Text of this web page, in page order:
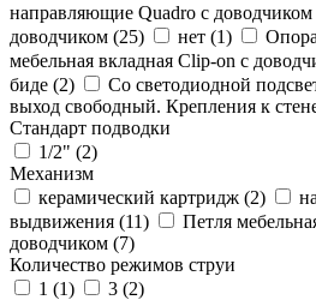
направляющие Quadro с доводчиком
доводчиком (25) нет (1)
мебельная вкладная Clip-on с
биде (2)
Со светодиодной
выход свободный. Крепления к
Стандарт подводки
1/2" (2)
Механизм
керамический картридж (2)
выдвижения (11)
Петля
доводчиком (7)
Количество режимов струи
1 (1) 3 (2)